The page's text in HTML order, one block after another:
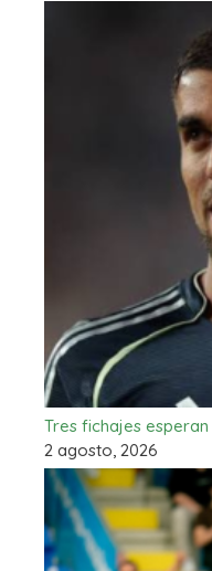
Tres fichajes esperan
2 agosto, 2026